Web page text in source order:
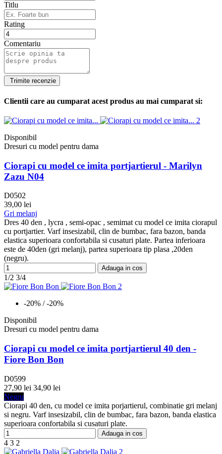
Titlu
Rating
Comentariu
Clientii care au cumparat acest produs au mai cumparat si:
Disponibil
Dresuri cu model pentru dama
Ciorapi cu model ce imita portjartierul - Marilyn
Zazu N04
D0502
39,00 lei
Gri melanj
Dres 40 den , lycra , semi-opac , semimat cu model ce imita ciorapul
cu portjartier. Varf insesizabil, clin de bumbac, fara bazon, banda
elastica superioara confortabila si cusaturi plate. Partea inferioara
este de 40den (gri melanj), partea superioara tip plasa ,20den
(negru).
Adauga in cos
1/2 3/4
-20% / -20%
Disponibil
Dresuri cu model pentru dama
Ciorapi cu model ce imita portjartierul 40 den -
Fiore Bon Bon
D0599
27,90 lei 34,90 lei
Negru
Ciorapi 40 den, cu model ce imita porjartierul, combinatie gri melanj
si negru. Varf insesizabil, clin de bumbac, fara bazon, banda elastica
superioara confortabila si cusaturi plate.
Adauga in cos
4 3 2